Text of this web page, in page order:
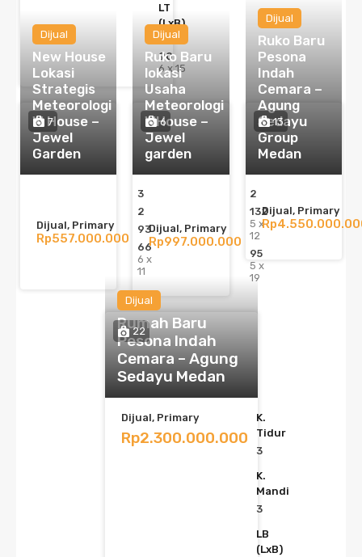
LT
(LxB)
m2
90
6 x 15
7
Dijual
New House
Lokasi
Strategis
Meteorologi
W House –
Jewel
Garden
Dijual, Primary
Rp557.000.000
3
2
93
66
6 x
11
6
Dijual
Ruko Baru
lokasi
Usaha
Meteorologi
WHouse –
Jewel
garden
Dijual, Primary
Rp997.000.000
2
132
5 x
12
95
5 x
19
13
Dijual
Ruko Baru
Pesona
Indah
Cemara –
Agung
Sedayu
Group
Medan
Dijual, Primary
22
Dijual
Rumah Baru
Pesona Indah
Cemara – Agung
Sedayu Medan
Dijual, Primary
Rp2.300.000.000
K.
Tidur
3
K.
Mandi
3
LB
(LxB)